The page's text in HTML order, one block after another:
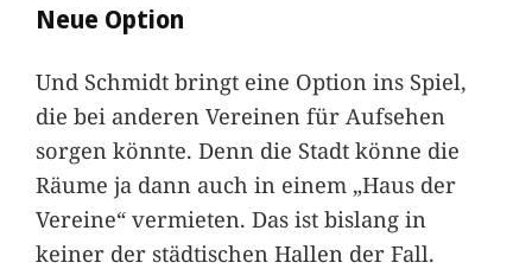
Neue Option
Und Schmidt bringt eine Option ins Spiel,
die bei anderen Vereinen für Aufsehen
sorgen könnte. Denn die Stadt könne die
Räume ja dann auch in einem „Haus der
Vereine“ vermieten. Das ist bislang in
keiner der städtischen Hallen der Fall.